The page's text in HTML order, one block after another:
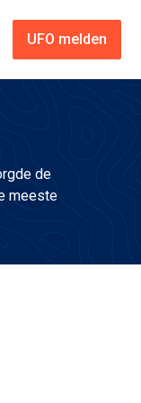
UFO melden
de
meeste